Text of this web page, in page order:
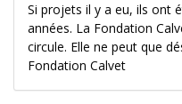
Si projets il y a eu, ils ont
années. La Fondation
circule. Elle ne peut que
Fondation Calvet